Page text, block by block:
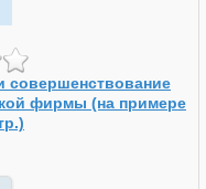
совершенствование
фирмы (на примере